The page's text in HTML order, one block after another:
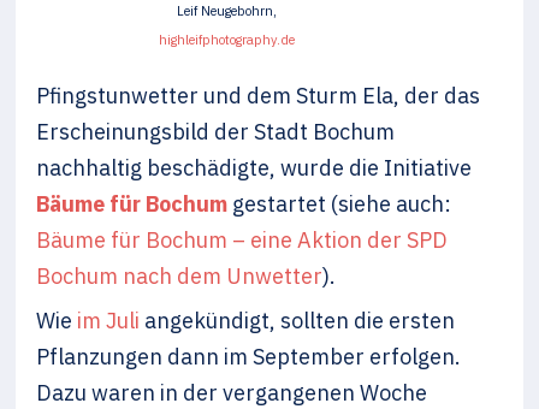
Leif Neugebohrn,
highleifphotography.de
Pfingstunwetter und dem Sturm Ela, der das
Erscheinungsbild der Stadt Bochum
nachhaltig beschädigte, wurde die Initiative
Bäume für Bochum gestartet (siehe auch:
Bäume für Bochum – eine Aktion der SPD
Bochum nach dem Unwetter).
Wie im Juli angekündigt, sollten die ersten
Pflanzungen dann im September erfolgen.
Dazu waren in der vergangenen Woche